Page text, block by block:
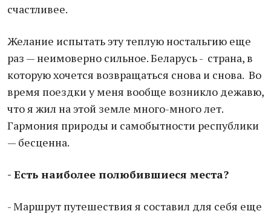
счастливее.
Желание испытать эту теплую ностальгию еще
раз — неимоверно сильное. Беларусь - страна, в
которую хочется возвращаться снова и снова. Во
время поездки у меня вообще возникло дежавю,
что я жил на этой земле много-много лет.
Гармония природы и самобытности республики
— бесценна.
- Есть наиболее полюбившиеся места?
- Маршрут путешествия я составил для себя еще